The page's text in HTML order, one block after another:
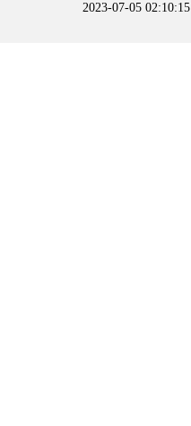
2023-07-05 02:10:15